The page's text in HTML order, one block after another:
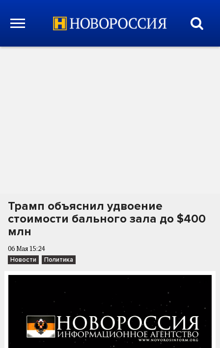
Трамп объяснил удвоение
стоимости бального зала до $400
млн
06 Мая 15:24
Новости Политика